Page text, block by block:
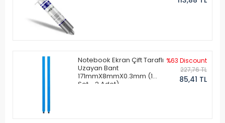
Notebook Ekran Çift Taraflı
Uzayan Bant
171mmX8mmX0.3mm (1
Set - 2 Adet)
%63 Discount
227,76 TL
85,41 TL